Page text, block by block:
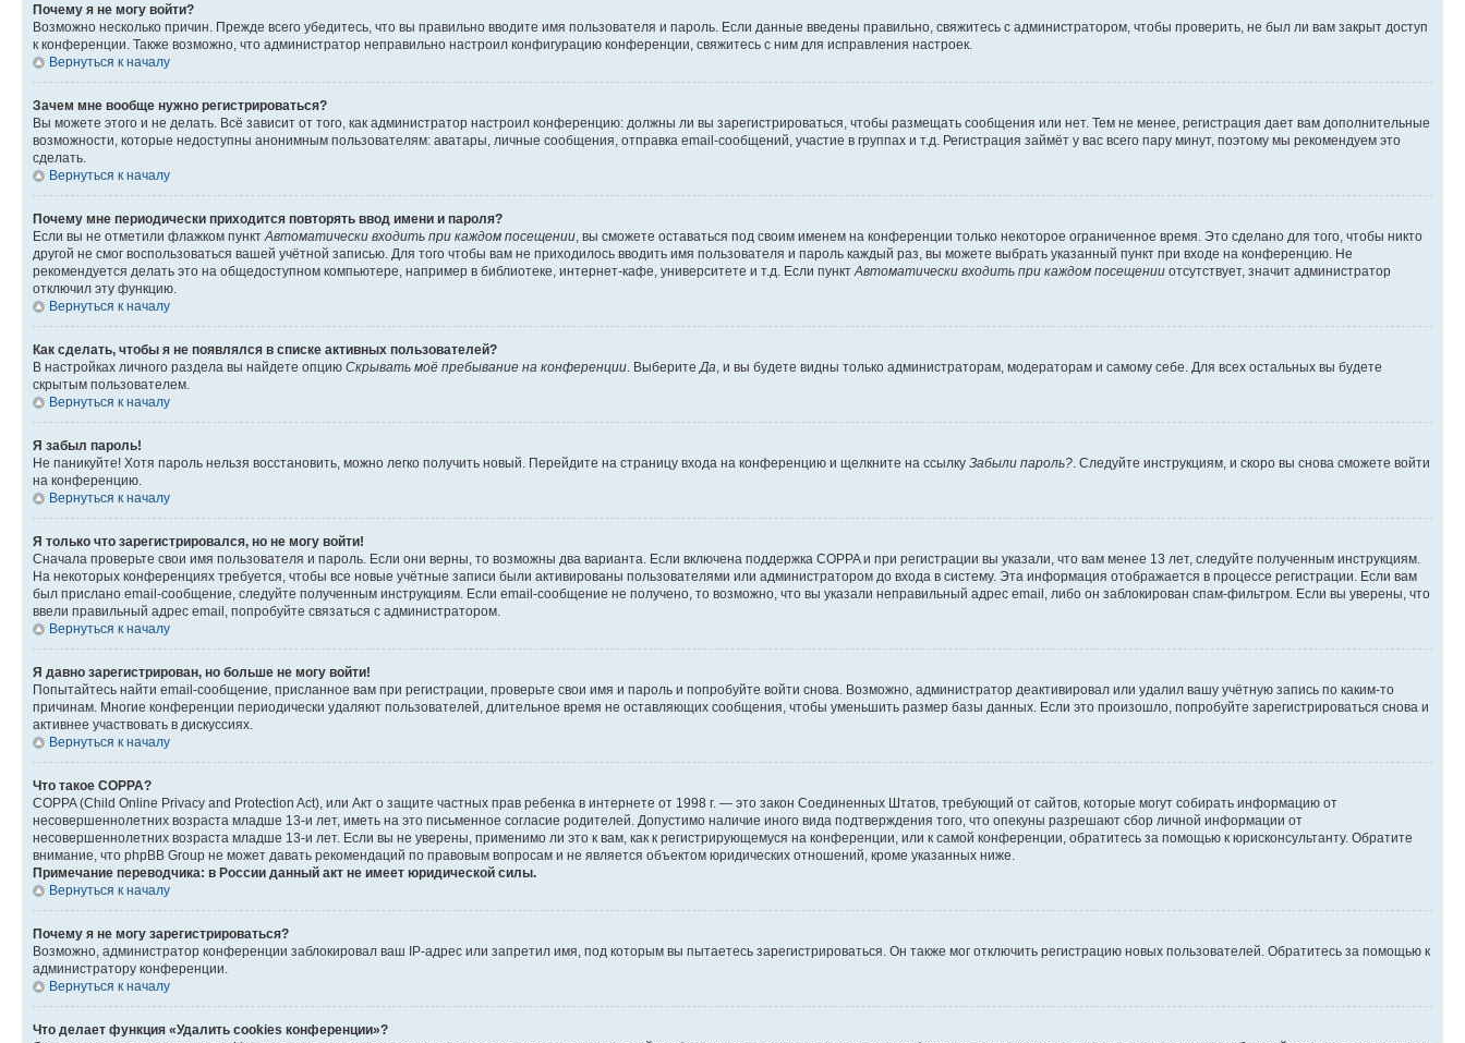
Почему я не могу войти?
Возможно несколько причин. Прежде всего убедитесь, что вы правильно вводите имя пользователя и пароль. Если данные введены правильно, свяжитесь с администратором, чтобы проверить, не был ли вам закрыт доступ
к конференции. Также возможно, что администратор неправильно настроил конфигурацию конференции, свяжитесь с ним для исправления настроек.
Вернуться к началу
Зачем мне вообще нужно регистрироваться?
Вы можете этого и не делать. Всё зависит от того, как администратор настроил конференцию: должны ли вы зарегистрироваться, чтобы размещать сообщения или нет. Тем не менее, регистрация дает вам дополнительные
возможности, которые недоступны анонимным пользователям: аватары, личные сообщения, отправка email-сообщений, участие в группах и т.д. Регистрация займёт у вас всего пару минут, поэтому мы рекомендуем это
сделать.
Вернуться к началу
Почему мне периодически приходится повторять ввод имени и пароля?
Если вы не отметили флажком пункт Автоматически входить при каждом посещении , вы сможете оставаться под своим именем на конференции только некоторое ограниченное время. Это сделано для того, чтобы никто
другой не смог воспользоваться вашей учётной записью. Для того чтобы вам не приходилось вводить имя пользователя и пароль каждый раз, вы можете выбрать указанный пункт при входе на конференцию. Не
рекомендуется делать это на общедоступном компьютере, например в библиотеке, интернет-кафе, университете и т.д. Если пункт Автоматически входить при каждом посещении отсутствует, значит администратор
отключил эту функцию.
Вернуться к началу
Как сделать, чтобы я не появлялся в списке активных пользователей?
В настройках личного раздела вы найдете опцию Скрывать моё пребывание на конференции . Выберите Да , и вы будете видны только администраторам, модераторам и самому себе. Для всех остальных вы будете
скрытым пользователем.
Вернуться к началу
Я забыл пароль!
Не паникуйте! Хотя пароль нельзя восстановить, можно легко получить новый. Перейдите на страницу входа на конференцию и щелкните на ссылку Забыли пароль? . Следуйте инструкциям, и скоро вы снова сможете войти
на конференцию.
Вернуться к началу
Я только что зарегистрировался, но не могу войти!
Сначала проверьте свои имя пользователя и пароль. Если они верны, то возможны два варианта. Если включена поддержка COPPA и при регистрации вы указали, что вам менее 13 лет, следуйте полученным инструкциям.
На некоторых конференциях требуется, чтобы все новые учётные записи были активированы пользователями или администратором до входа в систему. Эта информация отображается в процессе регистрации. Если вам
был прислано email-сообщение, следуйте полученным инструкциям. Если email-сообщение не получено, то возможно, что вы указали неправильный адрес email, либо он заблокирован спам-фильтром. Если вы уверены, что
ввели правильный адрес email, попробуйте связаться с администратором.
Вернуться к началу
Я давно зарегистрирован, но больше не могу войти!
Попытайтесь найти email-сообщение, присланное вам при регистрации, проверьте свои имя и пароль и попробуйте войти снова. Возможно, администратор деактивировал или удалил вашу учётную запись по каким-то
причинам. Многие конференции периодически удаляют пользователей, длительное время не оставляющих сообщения, чтобы уменьшить размер базы данных. Если это произошло, попробуйте зарегистрироваться снова и
активнее участвовать в дискуссиях.
Вернуться к началу
Что такое COPPA?
COPPA (Child Online Privacy and Protection Act), или Акт о защите частных прав ребенка в интернете от 1998 г. — это закон Соединенных Штатов, требующий от сайтов, которые могут собирать информацию от
несовершеннолетних возраста младше 13-и лет, иметь на это письменное согласие родителей. Допустимо наличие иного вида подтверждения того, что опекуны разрешают сбор личной информации от
несовершеннолетних возраста младше 13-и лет. Если вы не уверены, применимо ли это к вам, как к регистрирующемуся на конференции, или к самой конференции, обратитесь за помощью к юрисконсультанту. Обратите
внимание, что phpBB Group не может давать рекомендаций по правовым вопросам и не является объектом юридических отношений, кроме указанных ниже.
Примечание переводчика: в России данный акт не имеет юридической силы.
Вернуться к началу
Почему я не могу зарегистрироваться?
Возможно, администратор конференции заблокировал ваш IP-адрес или запретил имя, под которым вы пытаетесь зарегистрироваться. Он также мог отключить регистрацию новых пользователей. Обратитесь за помощью к
администратору конференции.
Вернуться к началу
Что делает функция «Удалить cookies конференции»?